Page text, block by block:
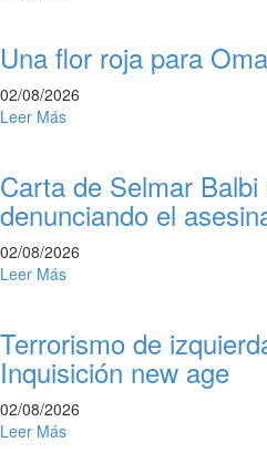
Una flor roja para
02/08/2026
Leer Más
Carta de Selmar
denunciando el
02/08/2026
Leer Más
Terrorismo de
Inquisición new age
02/08/2026
Leer Más